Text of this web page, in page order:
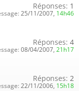
Réponses: 1
25/11/2007, 14h46
Réponses: 4
08/04/2007, 21h17
Réponses: 2
22/11/2006, 15h18